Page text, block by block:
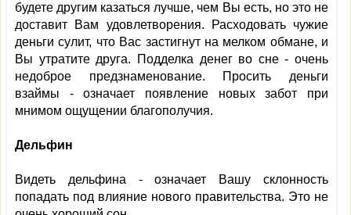
будете другим казаться лучше, чем Вы есть, но это не
доставит Вам удовлетворения. Расходовать чужие
деньги сулит, что Вас застигнут на мелком обмане, и
Вы утратите друга. Подделка денег во сне - очень
недоброе предзнаменование. Просить деньги
взаймы - означает появление новых забот при
мнимом ощущении благополучия.
Дельфин
Видеть дельфина - означает Вашу склонность
попадать под влияние нового правительства. Это не